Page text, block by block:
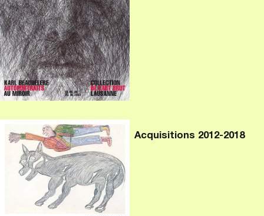
Acquisitions 2012-2018